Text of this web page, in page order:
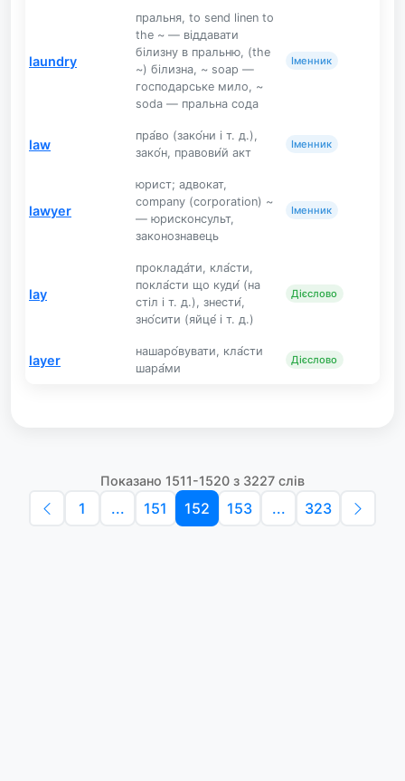
laundry
пральня, to send linen to
the ~ — віддавати
білизну в пральню, (the
~) білизна, ~ soap —
господарське мило, ~
soda — пральна сода
Іменник
law
пра́во (зако́ни і т. д.),
зако́н, правови́й акт
Іменник
lawyer
юрист; адвокат,
company (corporation) ~
— юрисконсульт,
законознавець
Іменник
lay
проклада́ти, кла́сти,
покла́сти що куди́ (на
стіл і т. д.), знести́,
зно́сити (яйце́ і т. д.)
Дієслово
layer
нашаро́вувати, кла́сти
шара́ми
Дієслово
Показано 1511-1520 з 3227 слів
1 ... 151 152 153 ... 323